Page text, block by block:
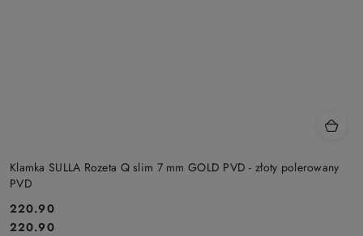
Klamka SULLA Rozeta Q slim 7 mm GOLD PVD - złoty polerowany
PVD
Cena:
220.90
Cena:
220.90